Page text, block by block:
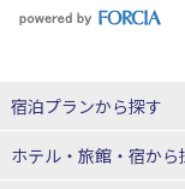
宿泊プランから探す
北海道
ホテル・旅館・宿から